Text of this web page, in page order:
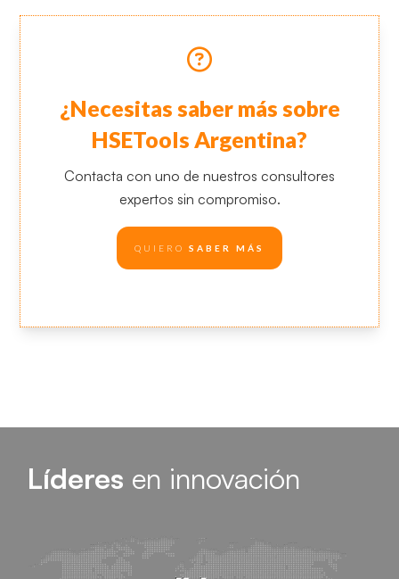
¿Necesitas saber más sobre
HSETools Argentina?
Contacta con uno de nuestros consultores
expertos sin compromiso.
QUIERO SABER MÁS
Líderes en innovación